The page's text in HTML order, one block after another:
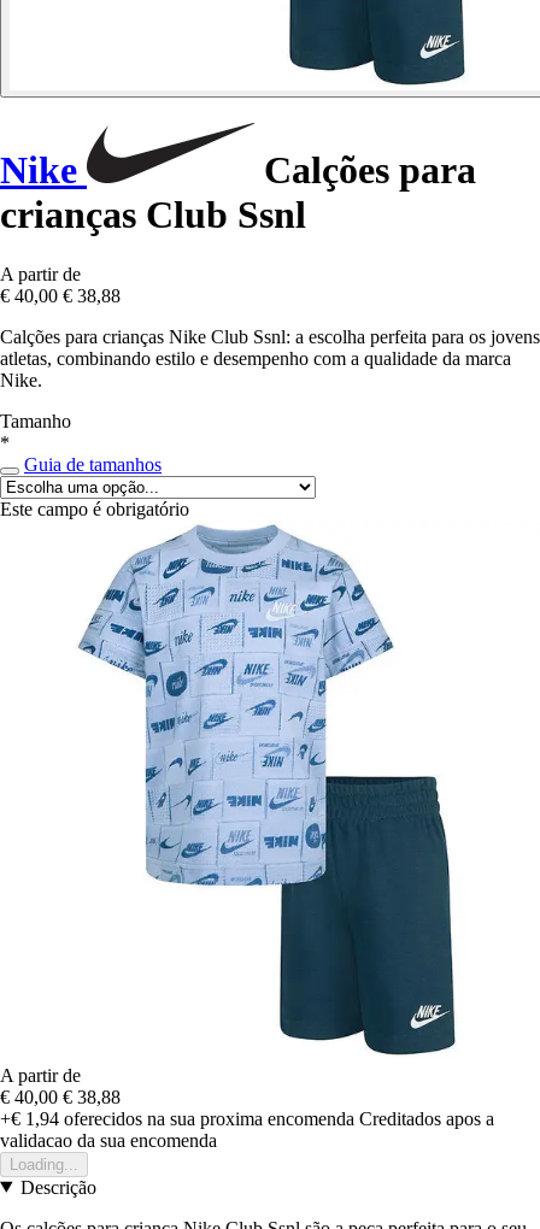
Nike
Calções para
crianças Club Ssnl
A partir de
€ 40,00 € 38,88
Calções para crianças Nike Club Ssnl: a escolha perfeita para os jovens
atletas, combinando estilo e desempenho com a qualidade da marca
Nike.
Tamanho
*
Guia de tamanhos
Este campo é obrigatório
A partir de
€ 40,00 € 38,88
+€ 1,94 oferecidos na sua proxima encomenda Creditados apos a
validacao da sua encomenda
Loading...
Descrição